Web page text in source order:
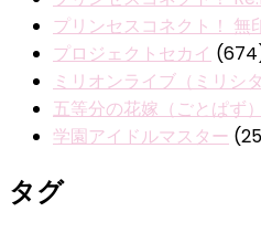
プリンセスコネクト！ 無
プロジェクトセカイ
ミリオンライブ（ミリシタ
五等分の花嫁（ごとぱず）
学園アイドルマスター
タグ